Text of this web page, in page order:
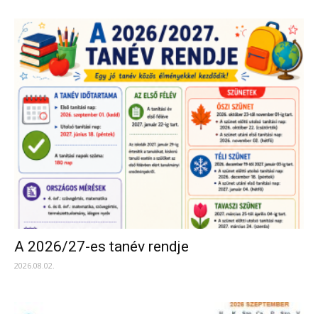
A 2026/27-es tanév rendje
2026.08.02.